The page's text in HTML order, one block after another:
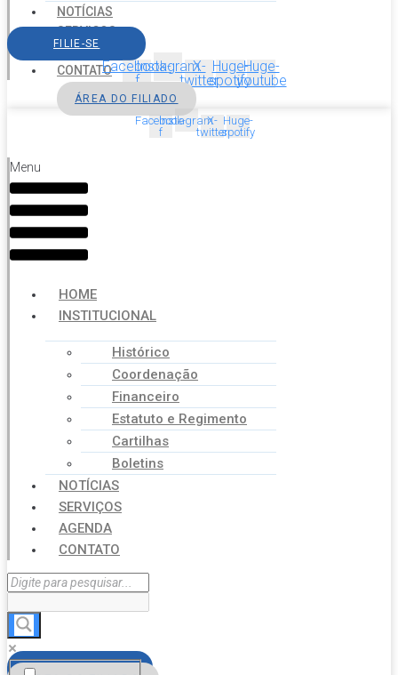
NOTÍCIAS
SERVIÇOS
AGENDA
CONTATO
FILIE-SE
Facebook-
f
InstagramX-
twitter
Huge-
spotify
Huge-
youtube
ÁREA DO FILIADO
Facebook-
f
InstagramX-
twitter
Huge-
spotify
Menu
HOME
INSTITUCIONAL
Histórico
Coordenação
Financeiro
Estatuto e Regimento
Cartilhas
Boletins
NOTÍCIAS
SERVIÇOS
AGENDA
CONTATO